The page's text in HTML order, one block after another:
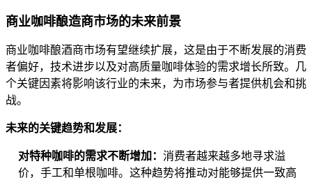
商业咖啡酿造商市场的未来前景
商业咖啡酿酒商市场有望继续扩展，这是由于不断发展的消费
者偏好，技术进步以及对高质量咖啡体验的需求增长所致。几
个关键因素将影响该行业的未来，为市场参与者提供机会和挑
战。
未来的关键趋势和发展：
对特种咖啡的需求不断增加： 消费者越来越多地寻求溢
价，手工和单根咖啡。这种趋势将推动对能够提供一致高